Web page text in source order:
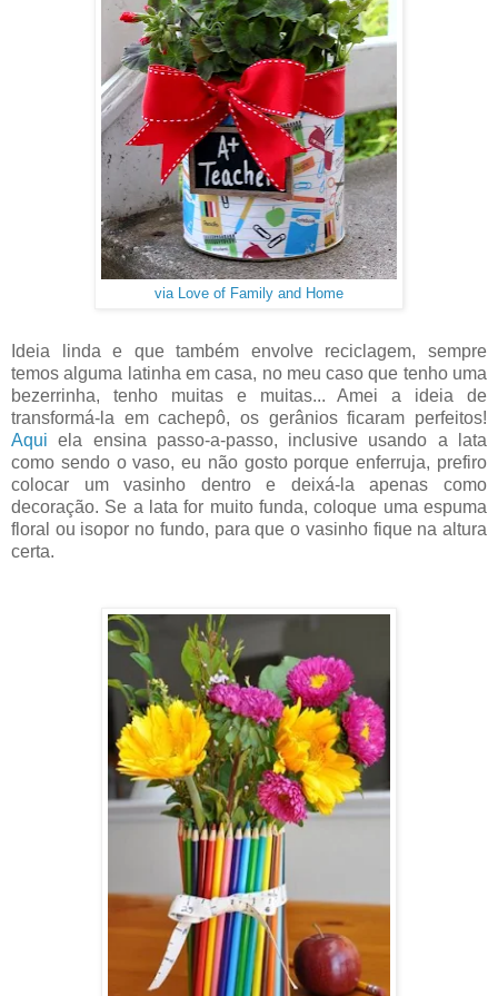
via Love of Family and Home
Ideia linda e que também envolve reciclagem, sempre
temos alguma latinha em casa, no meu caso que tenho uma
bezerrinha, tenho muitas e muitas... Amei a ideia de
transformá-la em cachepô, os gerânios ficaram perfeitos!
Aqui ela ensina passo-a-passo, inclusive usando a lata
como sendo o vaso, eu não gosto porque enferruja, prefiro
colocar um vasinho dentro e deixá-la apenas como
decoração. Se a lata for muito funda, coloque uma espuma
floral ou isopor no fundo, para que o vasinho fique na altura
certa.